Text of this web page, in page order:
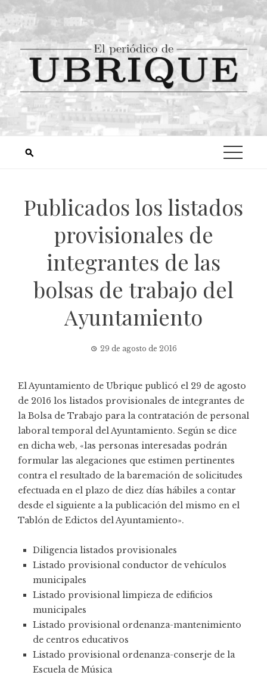
Publicados los listados
provisionales de
integrantes de las
bolsas de trabajo del
Ayuntamiento
29 de agosto de 2016
El Ayuntamiento de Ubrique publicó el 29 de agosto
de 2016 los listados provisionales de integrantes de
la Bolsa de Trabajo para la contratación de personal
laboral temporal del Ayuntamiento. Según se dice
en dicha web, «las personas interesadas podrán
formular las alegaciones que estimen pertinentes
contra el resultado de la baremación de solicitudes
efectuada en el plazo de diez días hábiles a contar
desde el siguiente a la publicación del mismo en el
Tablón de Edictos del Ayuntamiento».
Diligencia listados provisionales
Listado provisional conductor de vehículos
municipales
Listado provisional limpieza de edificios
municipales
Listado provisional ordenanza-mantenimiento
de centros educativos
Listado provisional ordenanza-conserje de la
Escuela de Música